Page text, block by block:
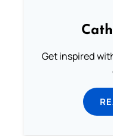
Get inspired